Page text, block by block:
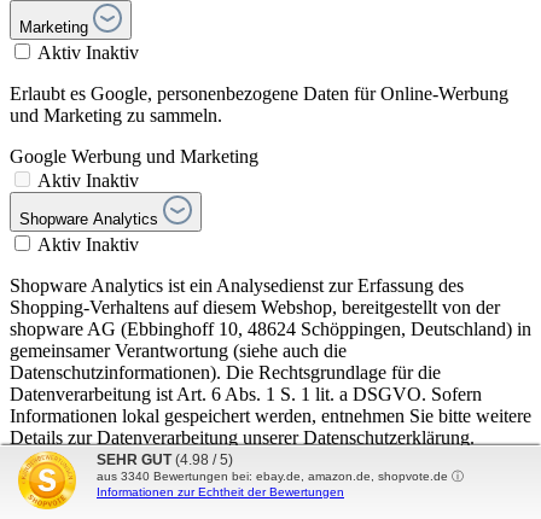
Marketing
Aktiv Inaktiv
Erlaubt es Google, personenbezogene Daten für Online-Werbung
und Marketing zu sammeln.
Google Werbung und Marketing
Aktiv Inaktiv
Shopware Analytics
Aktiv Inaktiv
Shopware Analytics ist ein Analysedienst zur Erfassung des
Shopping-Verhaltens auf diesem Webshop, bereitgestellt von der
shopware AG (Ebbinghoff 10, 48624 Schöppingen, Deutschland) in
gemeinsamer Verantwortung (siehe auch die
Datenschutzinformationen). Die Rechtsgrundlage für die
Datenverarbeitung ist Art. 6 Abs. 1 S. 1 lit. a DSGVO. Sofern
Informationen lokal gespeichert werden, entnehmen Sie bitte weitere
Details zur Datenverarbeitung unserer Datenschutzerklärung.
Empfänger der Daten ist die shopware AG sowie IT-Dienstleister.
Verwendete Technologien umfassen Local Storage. Die erhobenen
SEHR GUT (4.98 / 5)
aus 3340 Bewertungen bei: ebay.de, amazon.de, shopvote.de ⓘ
Informationen zur Echtheit der Bewertungen